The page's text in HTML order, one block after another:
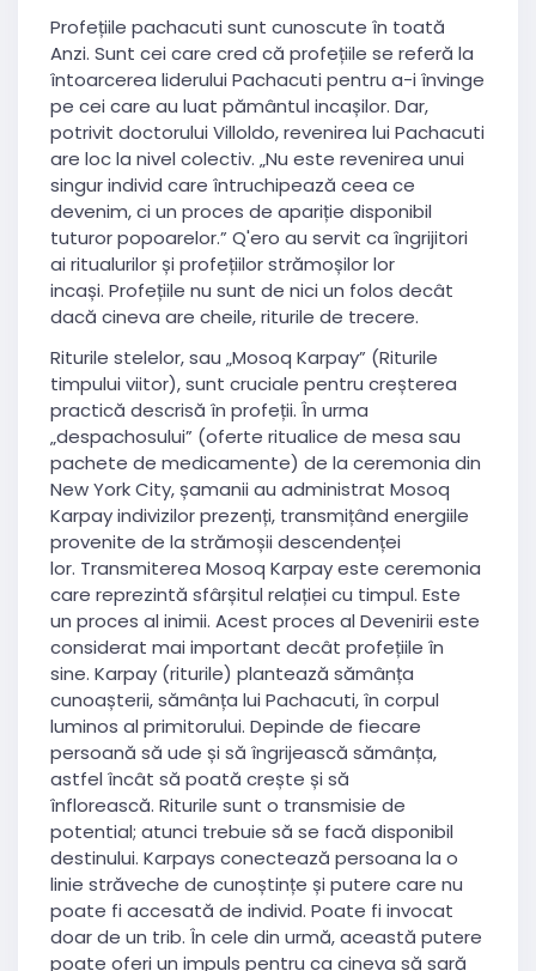
Profețiile pachacuti sunt cunoscute în toată
Anzi. Sunt cei care cred că profețiile se referă la
întoarcerea liderului Pachacuti pentru a-i învinge
pe cei care au luat pământul incașilor. Dar,
potrivit doctorului Villoldo, revenirea lui Pachacuti
are loc la nivel colectiv. „Nu este revenirea unui
singur individ care întruchipează ceea ce
devenim, ci un proces de apariție disponibil
tuturor popoarelor.” Q'ero au servit ca îngrijitori
ai ritualurilor și profețiilor strămoșilor lor
incași. Profețiile nu sunt de nici un folos decât
dacă cineva are cheile, riturile de trecere.
Riturile stelelor, sau „Mosoq Karpay” (Riturile
timpului viitor), sunt cruciale pentru creșterea
practică descrisă în profeții. În urma
„despachosului” (oferte ritualice de mesa sau
pachete de medicamente) de la ceremonia din
New York City, șamanii au administrat Mosoq
Karpay indivizilor prezenți, transmițând energiile
provenite de la strămoșii descendenței
lor. Transmiterea Mosoq Karpay este ceremonia
care reprezintă sfârșitul relației cu timpul. Este
un proces al inimii. Acest proces al Devenirii este
considerat mai important decât profețiile în
sine. Karpay (riturile) plantează sămânța
cunoașterii, sămânța lui Pachacuti, în corpul
luminos al primitorului. Depinde de fiecare
persoană să ude și să îngrijească sămânța,
astfel încât să poată crește și să
înflorească. Riturile sunt o transmisie de
potential; atunci trebuie să se facă disponibil
destinului. Karpays conectează persoana la o
linie străveche de cunoștințe și putere care nu
poate fi accesată de individ. Poate fi invocat
doar de un trib. În cele din urmă, această putere
poate oferi un impuls pentru ca cineva să sară